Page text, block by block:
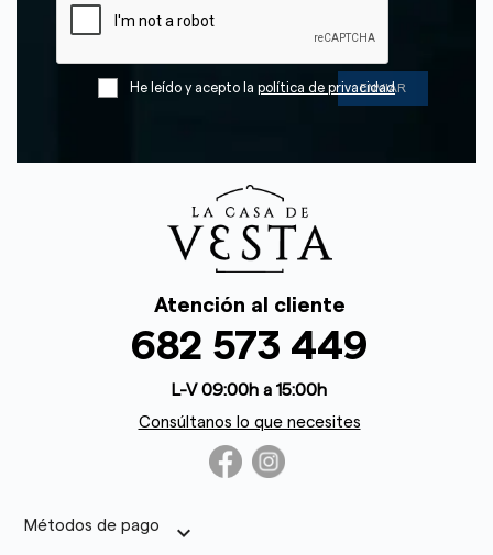
He leído y acepto la política de privacidad
Atención al cliente
682 573 449
L-V 09:00h a 15:00h
Consúltanos lo que necesites
Métodos de pago keyboard_arrow_down